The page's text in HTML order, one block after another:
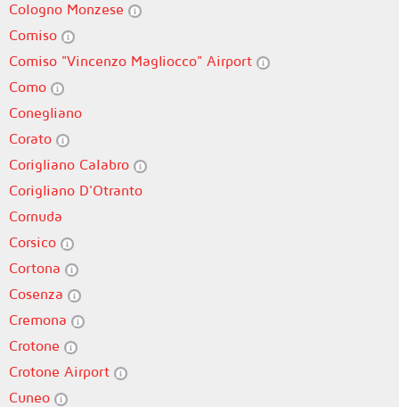
Cologno Monzese
Comiso
Comiso "Vincenzo Magliocco" Airport
Como
Conegliano
Corato
Corigliano Calabro
Corigliano D'Otranto
Cornuda
Corsico
Cortona
Cosenza
Cremona
Crotone
Crotone Airport
Cuneo